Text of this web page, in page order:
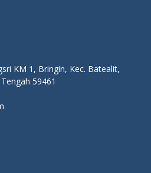
KM 1, Bringin, Kec. Batealit,
59461